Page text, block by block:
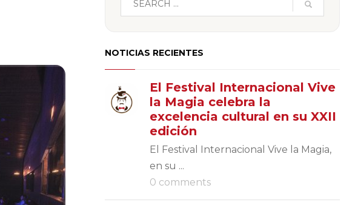
NOTICIAS RECIENTES
El Festival Internacional Vive
la Magia celebra la
excelencia cultural en su XXII
edición
El Festival Internacional Vive la Magia,
en su ...
0 comments